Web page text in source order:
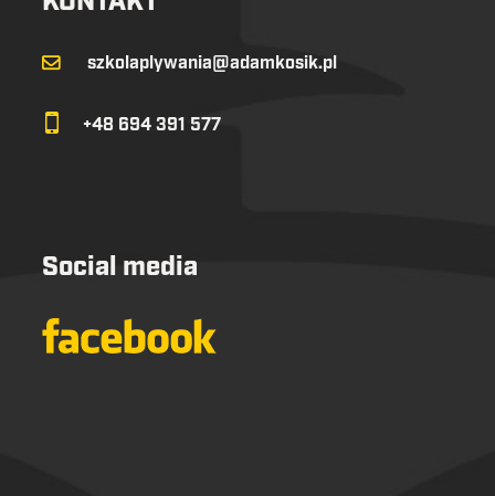
szkolaplywania@adamkosik.pl
+48 694 391 577
Social media